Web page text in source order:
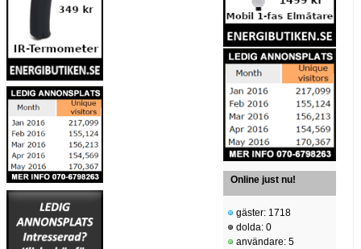
Online just nu!
gäster: 1718
dolda: 0
användare: 5